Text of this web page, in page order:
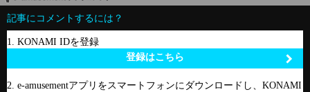
記事にコメントするには？
1. KONAMI IDを登録
登録はこちら
2. e-amusementアプリをスマートフォンにダウンロードし、KONAMI